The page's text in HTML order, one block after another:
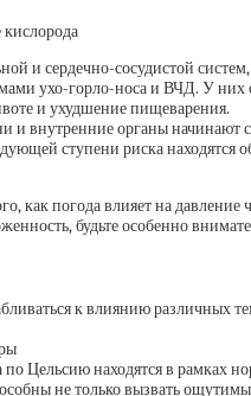
и сердечно-сосудистой
ухо-горло-носа и ВЧД. У
и ухудшение пищеварения.
внутренние органы начинают
ступени риска
как погода влияет на
будьте особенно
к влиянию различных
по Цельсию находятся в
не только вызвать